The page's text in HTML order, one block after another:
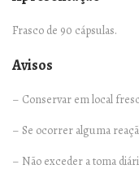
Frasco de 90 cápsulas.
Avisos
– Conservar em local
– Se ocorrer alguma
– Não exceder a toma